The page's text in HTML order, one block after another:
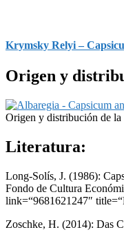
Krymsky Relyi –
Origen y
Origen y distribución de
Literatura:
Long-Solís, J. (1986):
Fondo de Cultura
link=“9681621247″
Zoschke, H. (2014): Das